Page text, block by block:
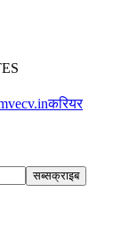
vecv.inकरियर
सब्सक्राइब